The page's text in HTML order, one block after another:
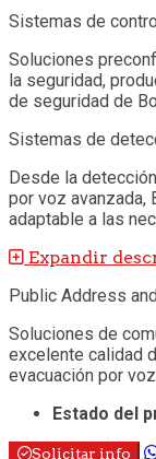
Sistemas de
Soluciones
la seguridad,
de seguridad de
Sistemas de
Desde la
por voz avanzada,
adaptable a las
Expandir
Public Address
Soluciones de
excelente calidad
evacuación por
Estado del
Solicitar info